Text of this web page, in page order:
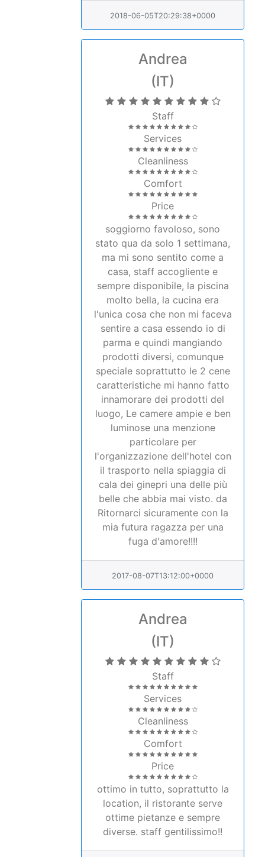
2018-06-05T20:29:38+0000
Andrea
(IT)
Staff
Services
Cleanliness
Comfort
Price
soggiorno favoloso, sono
stato qua da solo 1 settimana,
ma mi sono sentito come a
casa, staff accogliente e
sempre disponibile, la piscina
molto bella, la cucina era
l'unica cosa che non mi faceva
sentire a casa essendo io di
parma e quindi mangiando
prodotti diversi, comunque
speciale soprattutto le 2 cene
caratteristiche mi hanno fatto
innamorare dei prodotti del
luogo, Le camere ampie e ben
luminose una menzione
particolare per
l'organizzazione dell'hotel con
il trasporto nella spiaggia di
cala dei ginepri una delle più
belle che abbia mai visto. da
Ritornarci sicuramente con la
mia futura ragazza per una
fuga d'amore!!!!
2017-08-07T13:12:00+0000
Andrea
(IT)
Staff
Services
Cleanliness
Comfort
Price
ottimo in tutto, soprattutto la
location, il ristorante serve
ottime pietanze e sempre
diverse. staff gentilissimo!!